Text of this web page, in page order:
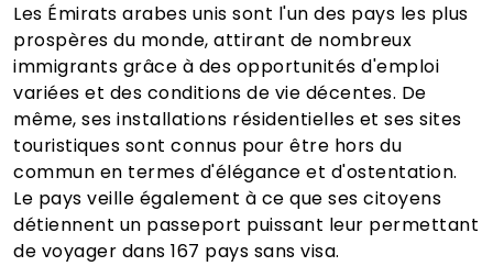
Les Émirats arabes unis sont l'un des pays les plus
prospères du monde, attirant de nombreux
immigrants grâce à des opportunités d'emploi
variées et des conditions de vie décentes. De
même, ses installations résidentielles et ses sites
touristiques sont connus pour être hors du
commun en termes d'élégance et d'ostentation.
Le pays veille également à ce que ses citoyens
détiennent un passeport puissant leur permettant
de voyager dans 167 pays sans visa.